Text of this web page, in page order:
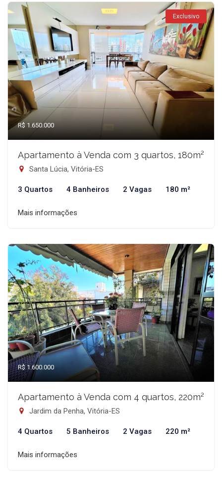
Exclusivo
R$ 1.650.000
Apartamento à Venda com 3 quartos, 180m²
Santa Lúcia, Vitória-ES
3 Quartos 4 Banheiros 2 Vagas 180 m²
Mais informações
R$ 1.600.000
Apartamento à Venda com 4 quartos, 220m²
Jardim da Penha, Vitória-ES
4 Quartos 5 Banheiros 2 Vagas 220 m²
Mais informações